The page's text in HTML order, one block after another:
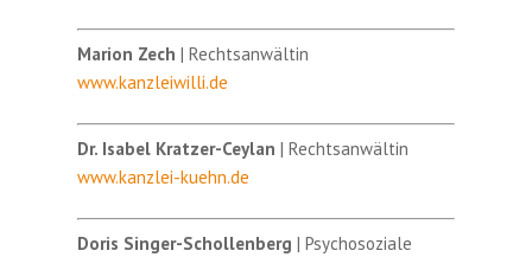
Marion Zech | Rechtsanwältin
www.kanzleiwilli.de
Dr. Isabel Kratzer-Ceylan | Rechtsanwältin
www.kanzlei-kuehn.de
Doris Singer-Schollenberg | Psychosoziale